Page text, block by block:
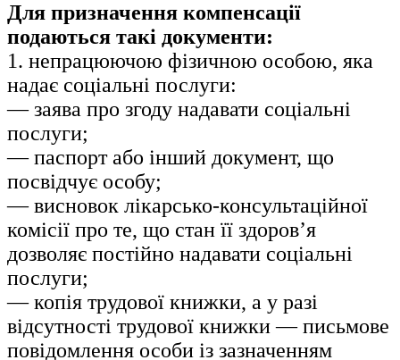
Для призначення компенсації
подаються такі документи:
1. непрацюючою фізичною особою, яка
надає соціальні послуги:
— заява про згоду надавати соціальні
послуги;
— паспорт або інший документ, що
посвідчує особу;
— висновок лікарсько-консультаційної
комісії про те, що стан її здоров’я
дозволяє постійно надавати соціальні
послуги;
— копія трудової книжки, а у разі
відсутності трудової книжки — письмове
повідомлення особи із зазначенням